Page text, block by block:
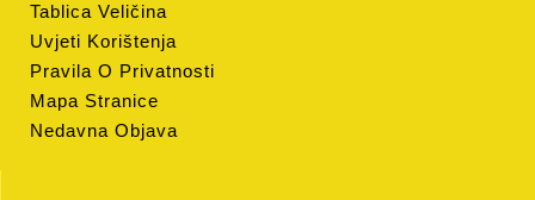
Tablica Veličina
Uvjeti Korištenja
Pravila O Privatnosti
Mapa Stranice
Nedavna Objava